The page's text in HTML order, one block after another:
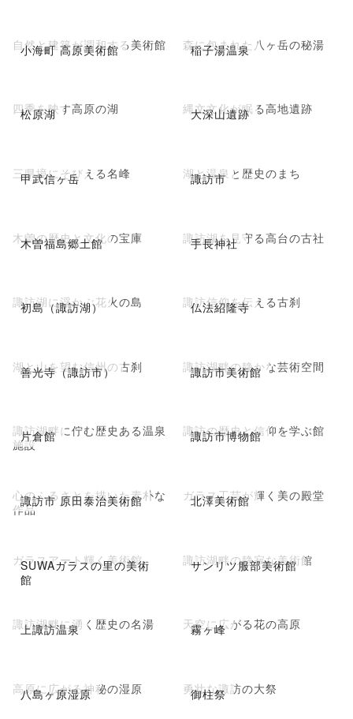
小海町 高原美術館
自然と建築が調和する美術館 稲子湯温泉
森に包まれた八ヶ岳の秘湯
松原湖
四季を映す高原の湖 大深山遺跡
縄文文化が眠る高地遺跡
甲武信ヶ岳
三県境にそびえる名峰 諏訪市
湖と温泉と歴史のまち
木曽福島郷土館
木曽の歴史と文化の宝庫 手長神社
諏訪湖を見守る高台の古社
初島（諏訪湖）
諏訪湖に浮かぶ花火の島 仏法紹隆寺
諏訪信仰を伝える古刹
善光寺（諏訪市）
湖と山を望む信州の古刹 諏訪市美術館
諏訪湖畔の静かな芸術空間
片倉館
諏訪湖畔に佇む歴史ある温泉
施設
諏訪市博物館
諏訪の歴史と信仰を学ぶ館
諏訪市 原田泰治美術館
心のふるさとを描いた素朴な
作品
北澤美術館
ガラス工芸が輝く美の殿堂
SUWAガラスの里の美術
館
ガラスアート輝く美術館 サンリツ服部美術館
諏訪湖畔の静寂な美術館
上諏訪温泉
諏訪湖畔に湧く歴史の名湯 霧ヶ峰
天空に広がる花の高原
八島ヶ原湿原
高原に広がる神秘の湿原 御柱祭
勇壮な諏訪の大祭